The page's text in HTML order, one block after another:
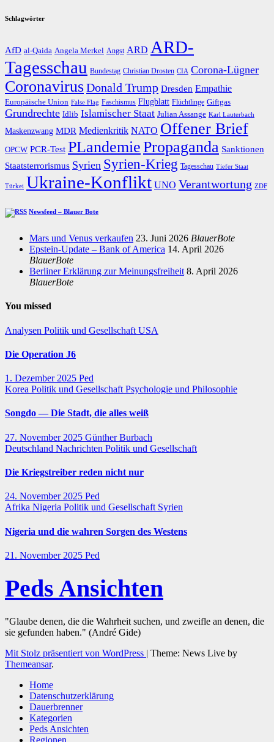
Schlagwörter
AfD al-Qaida Angela Merkel Angst ARD ARD-
Tagesschau Bundestag Christian Drosten CIA Corona-Lügner
CoronavirusDonald Trump Dresden Empathie
Europäische Union False Flag Faschismus Flugblatt Flüchtlinge Giftgas
Grundrechte Idlib Islamischer Staat Julian Assange Karl Lauterbach
Maskenzwang MDR Medienkritik NATO Offener Brief
OPCW PCR-Test PLandemiePropaganda Sanktionen
Staatsterrorismus Syrien Syrien-Krieg Tagesschau Tiefer Staat
Türkei Ukraine-Konflikt UNO Verantwortung ZDF
Newsfeed – Blauer Bote
Mars und Venus verkaufen 23. Juni 2026 BlauerBote
Epstein-Update – Bank of America 14. April 2026
BlauerBote
Berliner Erklärung zur Meinungsfreiheit 8. April 2026
BlauerBote
You missed
Analysen Politik und Gesellschaft USA
Die Operation J6
1. Dezember 2025 Ped
Korea Politik und Gesellschaft Psychologie und Philosophie
Songdo — Die Stadt, die alles weiß
27. November 2025 Günther Burbach
Deutschland Nachrichten Politik und Gesellschaft
Die Kriegstreiber reden nicht nur
24. November 2025 Ped
Afrika Nigeria Politik und Gesellschaft Syrien
Nigeria und die wahren Sorgen des Westens
21. November 2025 Ped
Peds Ansichten
"Glaube denen, die die Wahrheit suchen, und zweifle an denen, die
sie gefunden haben." (André Gide)
Mit Stolz präsentiert von WordPress | Theme: News Live by
Themeansar.
Home
Datenschutzerklärung
Dauerbrenner
Kategorien
Peds Ansichten
Regionen